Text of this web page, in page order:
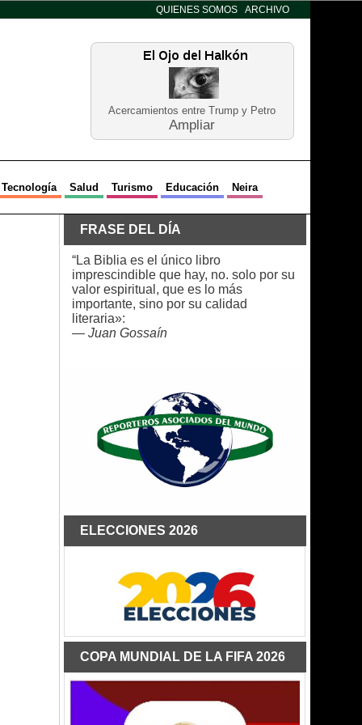
QUIENES SOMOS ARCHIVO
Acercamientos entre Trump y Petro
Ampliar
Tecnología Salud Turismo Educación Neira
FRASE DEL DÍA
“La Biblia es el único libro
imprescindible que hay, no. solo por su
valor espiritual, que es lo más
importante, sino por su calidad
literaria»:
— Juan Gossaín
ELECCIONES 2026
COPA MUNDIAL DE LA FIFA 2026